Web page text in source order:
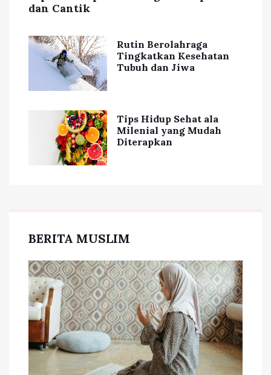
dan Cantik
Rutin Berolahraga
Tingkatkan Kesehatan
Tubuh dan Jiwa
Tips Hidup Sehat ala
Milenial yang Mudah
Diterapkan
BERITA MUSLIM